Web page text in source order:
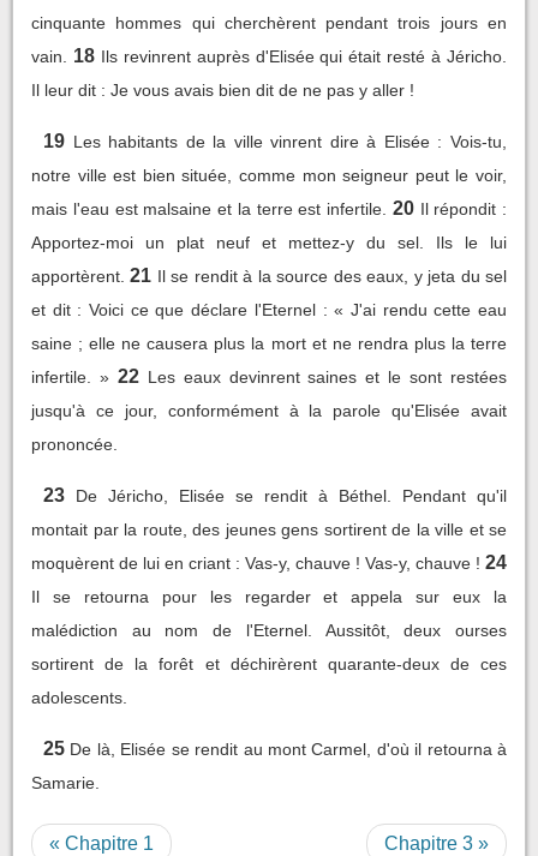
cinquante hommes qui cherchèrent pendant trois jours en
vain.
18 Ils revinrent auprès d'Elisée qui était resté à Jéricho.
Il leur dit : Je vous avais bien dit de ne pas y aller !
19 Les habitants de la ville vinrent dire à Elisée : Vois-tu,
notre ville est bien située, comme mon seigneur peut le voir,
mais l'eau est malsaine et la terre est infertile. 20 Il répondit :
Apportez-moi un plat neuf et mettez-y du sel. Ils le lui
apportèrent. 21 Il se rendit à la source des eaux, y jeta du sel
et dit : Voici ce que déclare l'Eternel : « J'ai rendu cette eau
saine ; elle ne causera plus la mort et ne rendra plus la terre
infertile. » 22 Les eaux devinrent saines et le sont restées
jusqu'à ce jour, conformément à la parole qu'Elisée avait
prononcée.
23
De Jéricho, Elisée se rendit à Béthel. Pendant qu'il
montait par la route, des jeunes gens sortirent de la ville et se
moquèrent de lui en criant : Vas-y, chauve ! Vas-y, chauve ! 24
Il se retourna pour les regarder et appela sur eux la
malédiction au nom de l'Eternel. Aussitôt, deux ourses
sortirent de la forêt et déchirèrent quarante-deux de ces
adolescents.
25 De là, Elisée se rendit au mont Carmel, d'où il retourna à
Samarie.
« Chapitre 1 Chapitre 3 »